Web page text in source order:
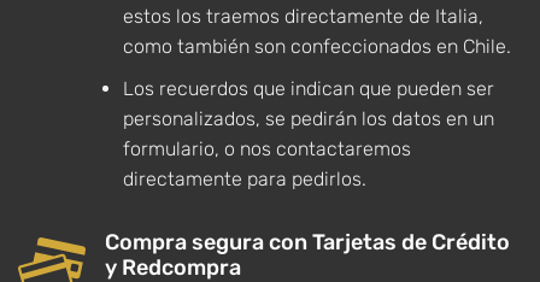
estos los traemos directamente de Italia,
como también son confeccionados en Chile.
Los recuerdos que indican que pueden ser
personalizados, se pedirán los datos en un
formulario, o nos contactaremos
directamente para pedirlos.
Compra segura con Tarjetas de Crédito
y Redcompra